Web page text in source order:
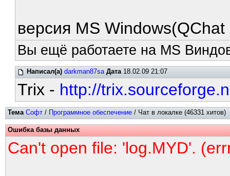
версия MS
Вы ещё работаете на MS
Написал(а) darkman87sa Дата18.02.09 21:07
Trix - http://
Тема Софт / Программное обеспечение / Чат в локалке (46331 хитов)
Ошибка базы данных
Can't open file: 'log.MYD'.